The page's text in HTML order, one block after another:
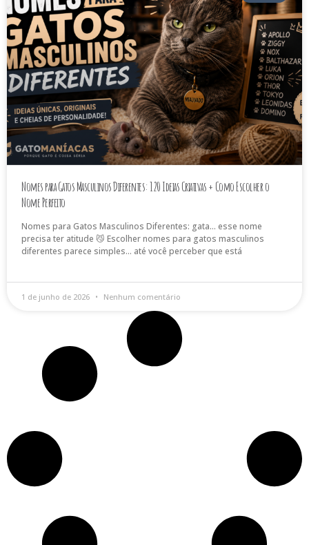
Nomes para Gatos Masculinos Diferentes: 120 Ideias Criativas + Como Escolher o
Nome Perfeito
Nomes para Gatos Masculinos Diferentes: gata… esse nome
precisa ter atitude 😼 Escolher nomes para gatos masculinos
diferentes parece simples… até você perceber que está
1 de junho de 2026 Nenhum comentário